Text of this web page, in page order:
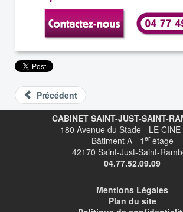
Précédent
CABINET SAINT-JUST-SAINT-
180 Avenue du Stade - LE CINE
Bâtiment A - 1 er étage
42170 Saint-Just-Saint-
04.77.52.09.09
Mentions Légales
Plan du site